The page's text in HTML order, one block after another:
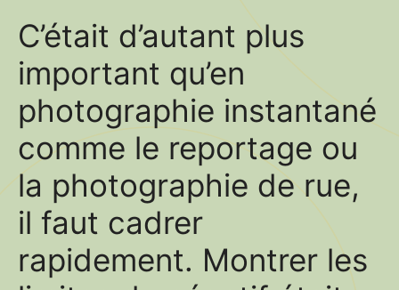
C’était d’autant plus
important qu’en
photographie instantané
comme le reportage ou
la photographie de rue,
il faut cadrer
rapidement. Montrer les